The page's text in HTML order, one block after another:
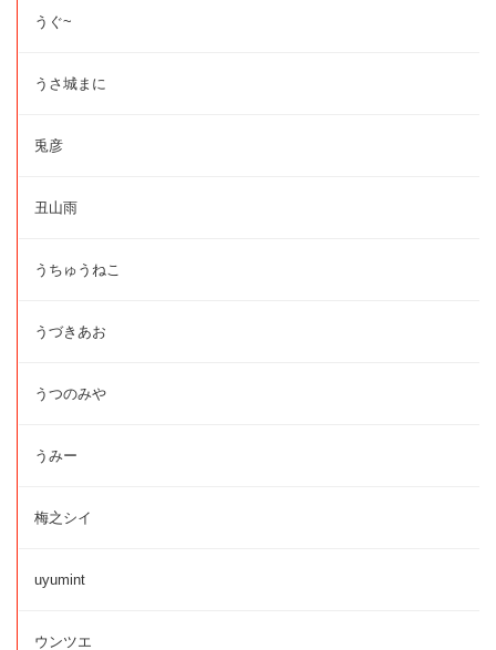
うぐ~
うさ城まに
兎彦
丑山雨
うちゅうねこ
うづきあお
うつのみや
うみー
梅之シイ
uyumint
ウンツエ